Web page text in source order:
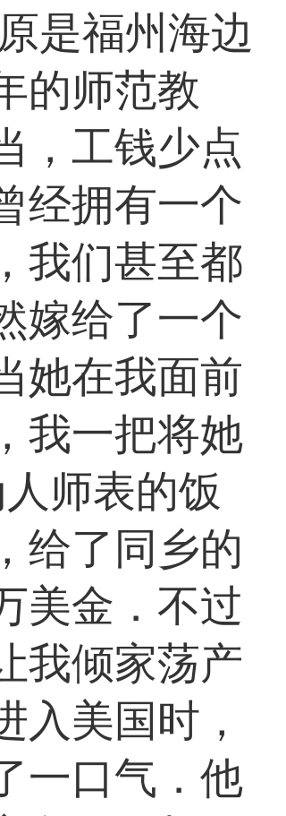
是福州海边
的师范教
，工钱少点
经拥有一个
我们甚至都
嫁给了一个
她在我面前
我一把将她
师表的饭
给了同乡的
美金．不过
我倾家荡产
入美国时，
一口气．他